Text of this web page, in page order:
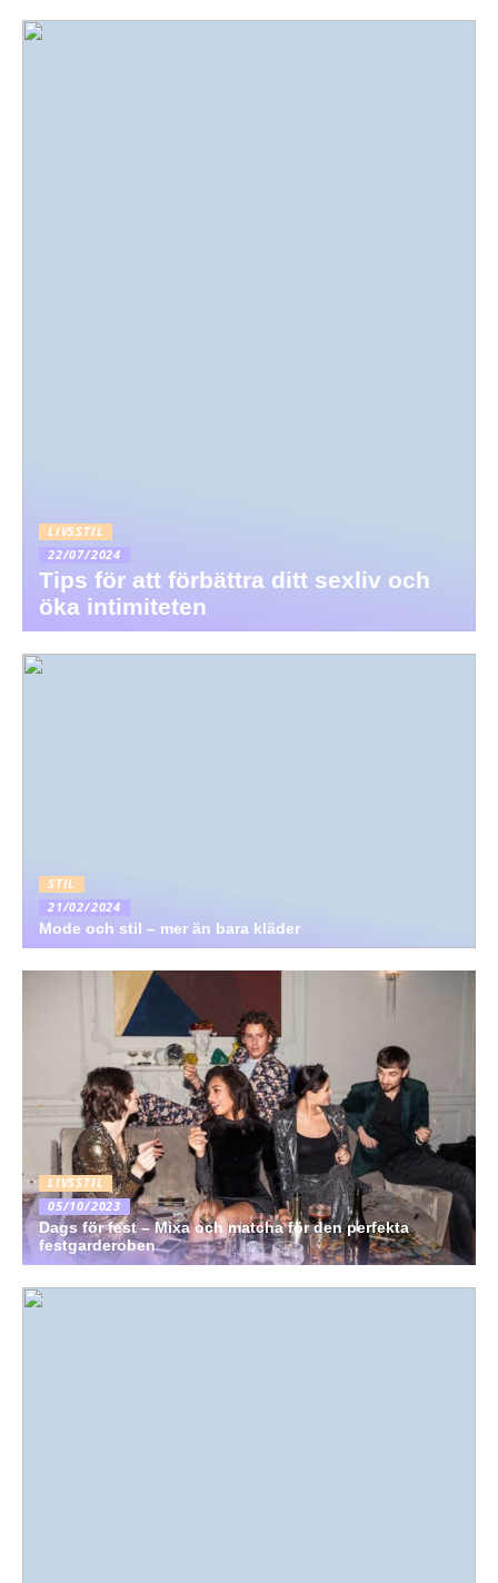
LIVSSTIL
22/07/2024
Tips för att förbättra ditt sexliv och
öka intimiteten
STIL
21/02/2024
Mode och stil – mer än bara kläder
LIVSSTIL
05/10/2023
Dags för fest – Mixa och matcha för den perfekta
festgarderoben